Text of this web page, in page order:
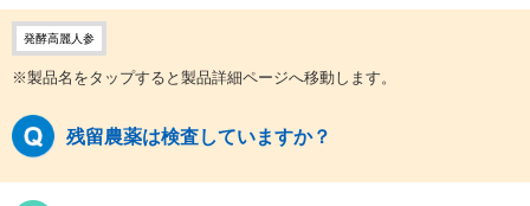
発酵高麗人参
※製品名をタップすると製品詳細ページへ移動します。
残留農薬は検査していますか？